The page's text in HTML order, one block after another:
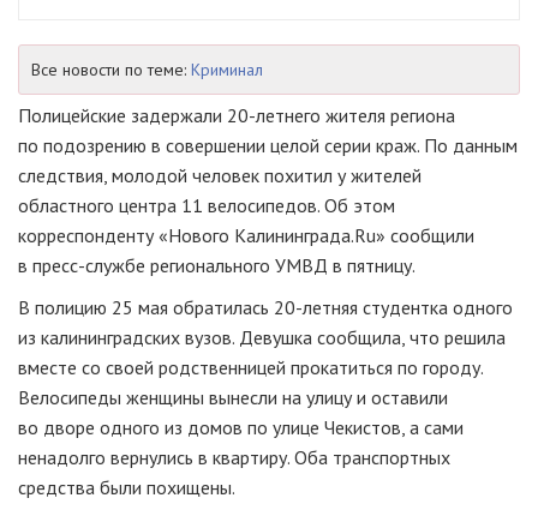
Все новости по теме: Криминал
Полицейские задержали 20-летнего жителя региона
по подозрению в совершении целой серии краж. По данным
следствия, молодой человек похитил у жителей
областного центра 11 велосипедов. Об этом
корреспонденту «Нового Калининграда.Ru» сообщили
в пресс-службе регионального УМВД в пятницу.
В полицию 25 мая обратилась 20-летняя студентка одного
из калининградских вузов. Девушка сообщила, что решила
вместе со своей родственницей прокатиться по городу.
Велосипеды женщины вынесли на улицу и оставили
во дворе одного из домов по улице Чекистов, а сами
ненадолго вернулись в квартиру. Оба транспортных
средства были похищены.